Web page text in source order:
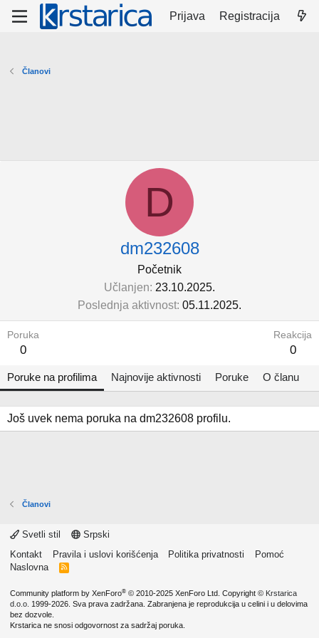
Prijava Registracija
Članovi
D
dm232608
Početnik
Učlanjen 23.10.2025.
Poslednja aktivnost 05.11.2025.
Poruka
0
Reakcija
0
Poruke na profilima Najnovije aktivnosti Poruke O članu
Još uvek nema poruka na dm232608 profilu.
Članovi
Svetli stil
Srpski
Kontakt
Pravila i uslovi korišćenja Politika privatnosti
Pomoć
Naslovna
R
Community platform by XenForo® © 2010-2025 XenForo Ltd. Copyright © Krstarica
d.o.o. 1999-2026. Sva prava zadržana. Zabranjena je reprodukcija u celini i u delovima
bez dozvole.
Krstarica ne snosi odgovornost za sadržaj poruka.